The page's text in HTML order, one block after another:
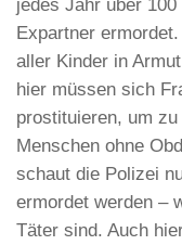
jedes Jahr über
Expartner
aller Kinder in
hier müssen sich
prostituieren, um
Menschen ohne
schaut die Polizei
ermordet werden –
Täter sind. Auch